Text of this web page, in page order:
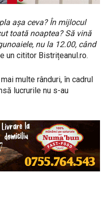
așa ceva? În mijlocul
toată noaptea? Să vină
nu la 12.00, când
un cititor Bistrițeanul.ro.
multe rânduri, în cadrul
lucrurile nu s-au